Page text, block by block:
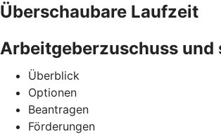
Überschaubare Laufzeit
Arbeitgeberzuschuss und
Überblick
Optionen
Beantragen
Förderungen